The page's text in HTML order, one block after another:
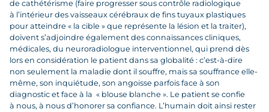
de cathétérisme (faire progresser sous contrôle radiologique
à l’intérieur des vaisseaux cérébraux de fins tuyaux plastiques
pour atteindre « la cible » que représente la lésion et la traiter),
doivent s’adjoindre également des connaissances cliniques,
médicales, du neuroradiologue interventionnel, qui prend dès
lors en considération le patient dans sa globalité : c’est-à-dire
non seulement la maladie dont il souffre, mais sa souffrance elle-
même, son inquiétude, son angoisse parfois face à son
diagnostic et face à la « blouse blanche ». Le patient se confie
à nous, à nous d’honorer sa confiance. L’humain doit ainsi rester